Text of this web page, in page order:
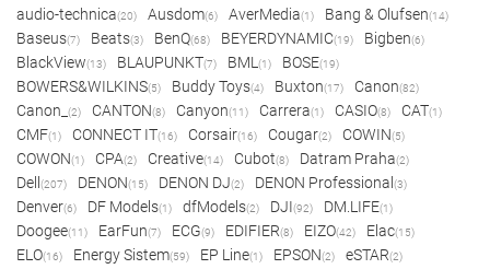
audio-technica(20) Ausdom(6) AverMedia(1) Bang & Olufsen(14)
Baseus(7) Beats(3) BenQ(68) BEYERDYNAMIC(19) Bigben(6)
BlackView(13) BLAUPUNKT(7) BML (1) BOSE(19)
BOWERS&WILKINS(5) Buddy Toys(4) Buxton(17) Canon(82)
Canon_ (2) CANTON(8) Canyon(11) Carrera(1) CASIO(8) CAT(1)
CMF(1) CONNECT IT(16) Corsair(16) Cougar(2) COWIN(5)
COWON(1) CPA(2) Creative(14) Cubot(8) Datram Praha(2)
Dell (207) DENON(15) DENON DJ(2) DENON Professional (3)
Denver(6) DF Models(1) dfModels(2) DJI(92) DM.LIFE(1)
Doogee(11) EarFun(7) ECG(9) EDIFIER(8) EIZO(42) Elac(15)
ELO(16) Energy Sistem(59) EP Line(1) EPSON(2) eSTAR(2)